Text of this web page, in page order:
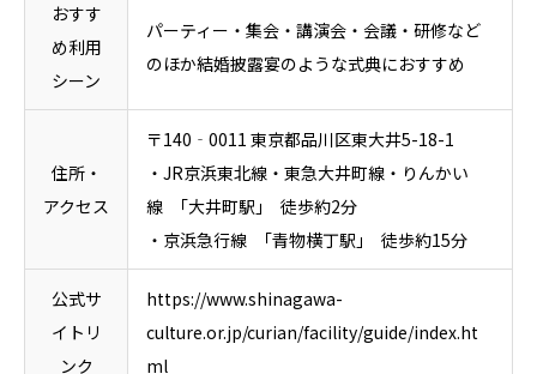
おすす
め利用
シーン
パーティー・集会・講演会・会議・研修など
のほか結婚披露宴のような式典におすすめ
住所・
アクセス
〒140‐0011 東京都品川区東大井5-18-1
・JR京浜東北線・東急大井町線・りんかい
線 ｢大井町駅｣ 徒歩約2分
・京浜急行線 ｢青物横丁駅｣ 徒歩約15分
公式サ
イトリ
ンク
https://www.shinagawa-
culture.or.jp/curian/facility/guide/index.ht
ml